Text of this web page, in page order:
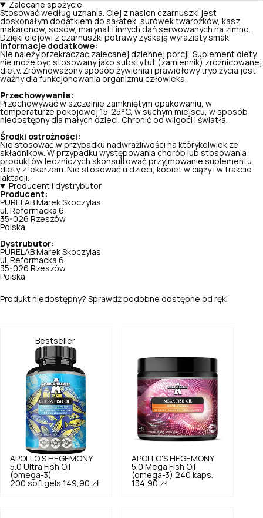
Zalecane spożycie
Stosować według uznania. Olej z nasion czarnuszki jest
doskonałym dodatkiem do sałatek, surówek twarożków, kasz,
makaronów, sosów, marynat i innych dań serwowanych na zimno.
Dzięki olejowi z czarnuszki potrawy zyskają wyrazisty smak.
Informacje dodatkowe:
Nie należy przekraczać zalecanej dziennej porcji. Suplement diety
nie może być stosowany jako substytut (zamiennik) zróżnicowanej
diety. Zrównoważony sposób żywienia i prawidłowy tryb życia jest
ważny dla funkcjonowania organizmu człowieka.
Przechowywanie:
Przechowywać w szczelnie zamkniętym opakowaniu, w
temperaturze pokojowej 15‑25°C, w suchym miejscu, w sposób
niedostępny dla małych dzieci. Chronić od wilgoci i światła.
Środki ostrożności:
Nie stosować w przypadku nadwrażliwości na którykolwiek ze
składników. W przypadku występowania chorób lub stosowania
produktów leczniczych skonsultować przyjmowanie suplementu
diety z lekarzem. Nie stosować u dzieci, kobiet w ciąży i w trakcie
laktacji.
Producent i dystrybutor
Producent:
PURELAB Marek Skoczylas
ul. Reformacka 6
35-026 Rzeszów
Polska
Dystrubutor:
PURELAB Marek Skoczylas
ul. Reformacka 6
35-026 Rzeszów
Polska
Produkt niedostępny? Sprawdź podobne dostępne od ręki
Bestseller
APOLLO'S HEGEMONY
5.0 Ultra Fish Oil
(omega-3)
200 softgels 149,90 zł
APOLLO'S HEGEMONY
5.0 Mega Fish Oil
(omega-3) 240 kaps.
134,90 zł